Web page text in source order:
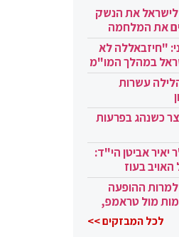
את הנשק
את המלחמה
"חיזבאללה לא
במהלך המו"מ
עשרות
15 נעצר כשנהג בפרעות
אביטן הי"ד:
בעוז
למרות ההופעה
מול טראמפ,
לכל המבזקים >>